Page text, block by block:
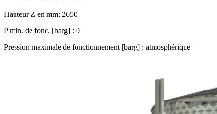
Hauteur Z en mm: 2650
P min. de fonc. [barg] : 0
Pression maximale de fonctionnement [barg] : atmosphérique